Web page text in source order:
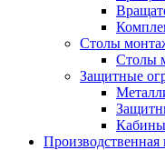
Столы
Столы
Защитные